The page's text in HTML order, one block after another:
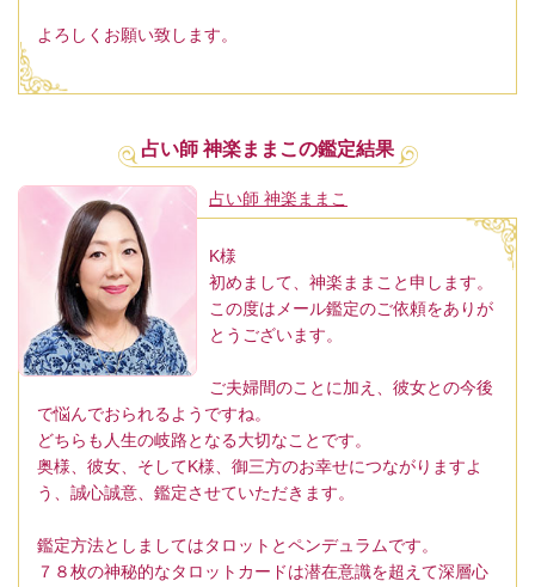
よろしくお願い致します。
占い師 神楽ままこの鑑定結果
占い師 神楽ままこ
K様
初めまして、神楽ままこと申します。
この度はメール鑑定のご依頼をありが
とうございます。
ご夫婦間のことに加え、彼女との今後
で悩んでおられるようですね。
どちらも人生の岐路となる大切なことです。
奥様、彼女、そしてK様、御三方のお幸せにつながりますよ
う、誠心誠意、鑑定させていただきます。
鑑定方法としましてはタロットとペンデュラムです。
７８枚の神秘的なタロットカードは潜在意識を超えて深層心